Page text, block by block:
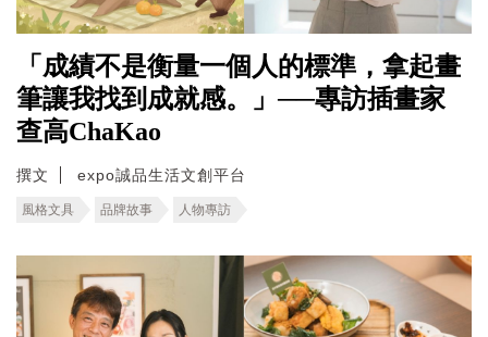
「成績不是衡量一個人的標準，拿起畫
筆讓我找到成就感。」──專訪插畫家
查高ChaKao
撰文 expo誠品生活文創平台
風格文具 品牌故事 人物專訪